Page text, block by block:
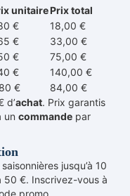
unitairePrix total
€
18,00 €
€
33,00 €
€
75,00 €
€
140,00 €
€
84,00 €
d’achat. Prix garantis
un commande par
jusqu’à 10
50 €. Inscrivez-vous à
promo